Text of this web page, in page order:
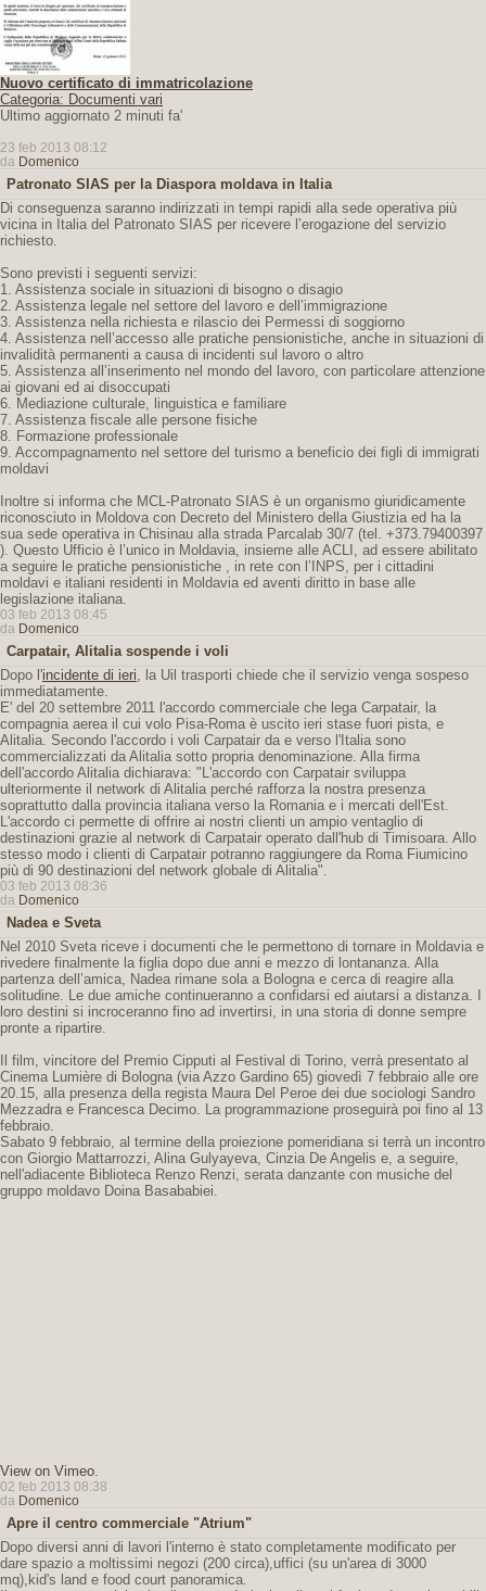
Nuovo certificato di immatricolazione
Categoria: Documenti vari
Ultimo aggiornato 2 minuti fa'
23 feb 2013 08:12
da Domenico
Patronato SIAS per la Diaspora moldava in Italia
Di conseguenza saranno indirizzati in tempi rapidi alla sede operativa più
vicina in Italia del Patronato SIAS per ricevere l’erogazione del servizio
richiesto.
Sono previsti i seguenti servizi:
1. Assistenza sociale in situazioni di bisogno o disagio
2. Assistenza legale nel settore del lavoro e dell’immigrazione
3. Assistenza nella richiesta e rilascio dei Permessi di soggiorno
4. Assistenza nell’accesso alle pratiche pensionistiche, anche in situazioni di
invalidità permanenti a causa di incidenti sul lavoro o altro
5. Assistenza all’inserimento nel mondo del lavoro, con particolare attenzione
ai giovani ed ai disoccupati
6. Mediazione culturale, linguistica e familiare
7. Assistenza fiscale alle persone fisiche
8. Formazione professionale
9. Accompagnamento nel settore del turismo a beneficio dei figli di immigrati
moldavi
Inoltre si informa che MCL-Patronato SIAS è un organismo giuridicamente
riconosciuto in Moldova con Decreto del Ministero della Giustizia ed ha la
sua sede operativa in Chisinau alla strada Parcalab 30/7 (tel. +373.79400397
). Questo Ufficio è l’unico in Moldavia, insieme alle ACLI, ad essere abilitato
a seguire le pratiche pensionistiche , in rete con l’INPS, per i cittadini
moldavi e italiani residenti in Moldavia ed aventi diritto in base alle
legislazione italiana.
03 feb 2013 08:45
da Domenico
Carpatair, Alitalia sospende i voli
Dopo l'incidente di ieri, la Uil trasporti chiede che il servizio venga sospeso
immediatamente.
E' del 20 settembre 2011 l'accordo commerciale che lega Carpatair, la
compagnia aerea il cui volo Pisa-Roma è uscito ieri stase fuori pista, e
Alitalia. Secondo l'accordo i voli Carpatair da e verso l'Italia sono
commercializzati da Alitalia sotto propria denominazione. Alla firma
dell'accordo Alitalia dichiarava: "L'accordo con Carpatair sviluppa
ulteriormente il network di Alitalia perché rafforza la nostra presenza
soprattutto dalla provincia italiana verso la Romania e i mercati dell'Est.
L'accordo ci permette di offrire ai nostri clienti un ampio ventaglio di
destinazioni grazie al network di Carpatair operato dall'hub di Timisoara. Allo
stesso modo i clienti di Carpatair potranno raggiungere da Roma Fiumicino
più di 90 destinazioni del network globale di Alitalia".
03 feb 2013 08:36
da Domenico
Nadea e Sveta
Nel 2010 Sveta riceve i documenti che le permettono di tornare in Moldavia e
rivedere finalmente la figlia dopo due anni e mezzo di lontananza. Alla
partenza dell’amica, Nadea rimane sola a Bologna e cerca di reagire alla
solitudine. Le due amiche continueranno a confidarsi ed aiutarsi a distanza. I
loro destini si incroceranno fino ad invertirsi, in una storia di donne sempre
pronte a ripartire.
Il film, vincitore del Premio Cipputi al Festival di Torino, verrà presentato al
Cinema Lumière di Bologna (via Azzo Gardino 65) giovedì 7 febbraio alle ore
20.15, alla presenza della regista Maura Del Peroe dei due sociologi Sandro
Mezzadra e Francesca Decimo. La programmazione proseguirà poi fino al 13
febbraio.
Sabato 9 febbraio, al termine della proiezione pomeridiana si terrà un incontro
con Giorgio Mattarrozzi, Alina Gulyayeva, Cinzia De Angelis e, a seguire,
nell'adiacente Biblioteca Renzo Renzi, serata danzante con musiche del
gruppo moldavo Doina Basababiei.
View on Vimeo.
02 feb 2013 08:38
da Domenico
Apre il centro commerciale "Atrium"
Dopo diversi anni di lavori l'interno è stato completamente modificato per
dare spazio a moltissimi negozi (200 circa),uffici (su un'area di 3000
mq),kid's land e food court panoramica.